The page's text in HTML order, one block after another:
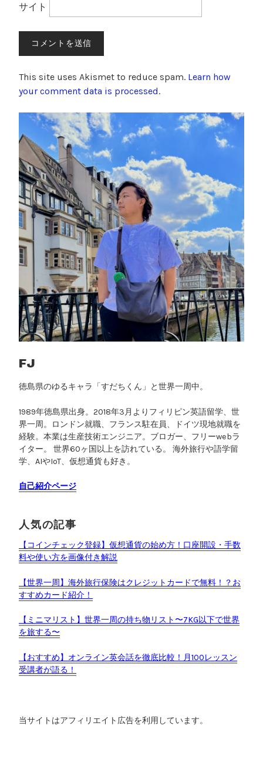
サイト
This site uses Akismet to reduce spam. Learn how
your comment data is processed.
FJ
徳島県のゆるキャラ「すだちくん」と世界一周中。
1989年徳島県出身。2018年3月よりフィリピン英語留学、世
界一周。ロンドン就職、フランス駐在員、ドイツ現地就職を
経験。本業は生産技術エンジニア。ブロガー、フリーwebラ
イター。 世界60ヶ国以上を訪れている。 海外旅行や語学留
学、AIやIoT、仮想通貨も好き。
自己紹介ページ
人気の記事
【コインチェック登録】仮想通貨の始め方！口座開設・手数
料や使い方を画像付き解説
【世界一周】海外旅行保険はクレジットカードで無料！？お
すすめカード紹介！
【ミニマリスト】世界一周の持ち物リスト〜7KG以下で世界
を旅する〜
【おすすめ】オンライン英会話を徹底比較！月100レッスン
受講者が語る！
当サイトはアフィリエイト広告を利用しています。